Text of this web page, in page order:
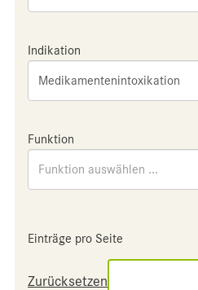
Indikation
Medikamentenintoxikation
Funktion
Funktion auswählen ...
Einträge pro Seite
Zurücksetzen